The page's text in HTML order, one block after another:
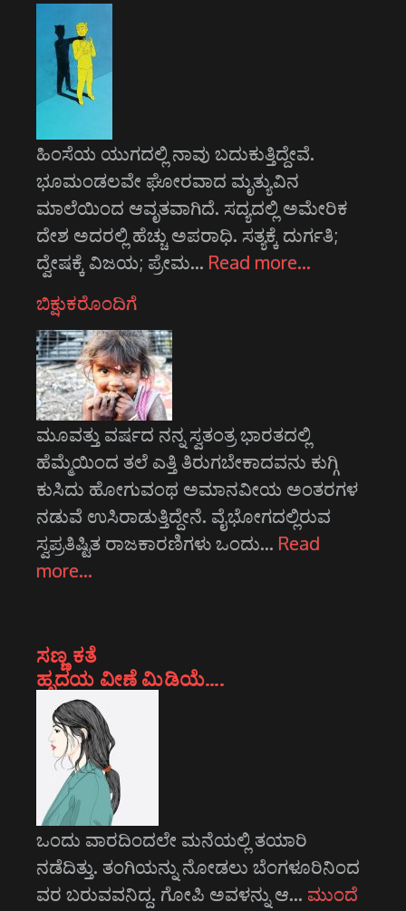
ಹಿಂಸೆಯ ಯುಗದಲ್ಲಿ ನಾವು ಬದುಕುತ್ತಿದ್ದೇವೆ.
ಭೂಮಂಡಲವೇ ಘೋರವಾದ ಮೃತ್ಯುವಿನ
ಮಾಲೆಯಿಂದ ಆವೃತವಾಗಿದೆ. ಸದ್ಯದಲ್ಲಿ ಅಮೇರಿಕ
ದೇಶ ಅದರಲ್ಲಿ ಹೆಚ್ಚು ಅಪರಾಧಿ. ಸತ್ಯಕ್ಕೆ ದುರ್ಗತಿ;
ದ್ವೇಷಕ್ಕೆ ವಿಜಯ; ಪ್ರೇಮ… Read more…
ಬಿಕ್ಷುಕರೊಂದಿಗೆ
ಮೂವತ್ತು ವರ್ಷದ ನನ್ನ ಸ್ವತಂತ್ರ ಭಾರತದಲ್ಲಿ
ಹೆಮ್ಮೆಯಿಂದ ತಲೆ ಎತ್ತಿ ತಿರುಗಬೇಕಾದವನು ಕುಗ್ಗಿ
ಕುಸಿದು ಹೋಗುವಂಥ ಅಮಾನವೀಯ ಅಂತರಗಳ
ನಡುವೆ ಉಸಿರಾಡುತ್ತಿದ್ದೇನೆ. ವೈಭೋಗದಲ್ಲಿರುವ
ಸ್ವಪ್ರತಿಷ್ಟಿತ ರಾಜಕಾರಣಿಗಳು ಒಂದು… Read
more…
ಸಣ್ಣ ಕತೆ
ಹೃದಯ ವೀಣೆ ಮಿಡಿಯೆ….
ಒಂದು ವಾರದಿಂದಲೇ ಮನೆಯಲ್ಲಿ ತಯಾರಿ
ನಡೆದಿತ್ತು. ತಂಗಿಯನ್ನು ನೋಡಲು ಬೆಂಗಳೂರಿನಿಂದ
ವರ ಬರುವವನಿದ್ದ. ಗೋಪಿ ಅವಳನ್ನು ಆ… ಮುಂದೆ